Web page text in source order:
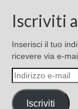
Iscriviti
Inserisci il tuo
ricevere via e-
Indirizzo
e-
mail
Iscriviti